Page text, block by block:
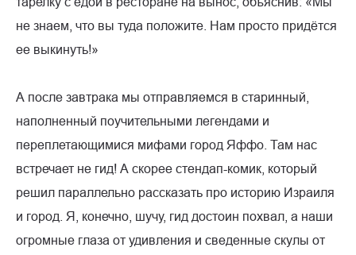
не знаем, что вы туда положите. Нам просто придётся
ее выкинуть!»
А после завтрака мы отправляемся в старинный,
наполненный поучительными легендами и
переплетающимися мифами город Яффо. Там нас
встречает не гид! А скорее стендап-комик, который
решил параллельно рассказать про историю Израиля
и город. Я, конечно, шучу, гид достоин похвал, а наши
огромные глаза от удивления и сведенные скулы от